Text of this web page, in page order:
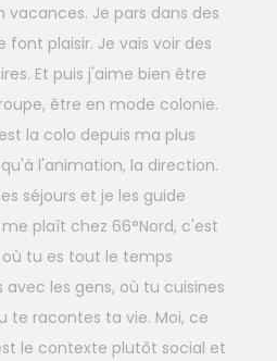
vacances. Je pars dans des
font plaisir. Je vais voir des
Et puis j'aime bien être
être en mode colonie.
la colo depuis ma plus
l'animation, la direction.
séjours et je les guide
plaît chez 66°Nord, c'est
tu es tout le temps
avec les gens, où tu cuisines
te racontes ta vie. Moi, ce
le contexte plutôt social et